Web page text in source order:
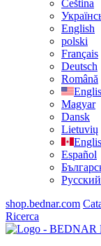
Čeština
English
polski
Français
Deutsch
Română
Magyar
Dansk
Lietuvių
Español
Русский
shop.bednar.com
Ricerca